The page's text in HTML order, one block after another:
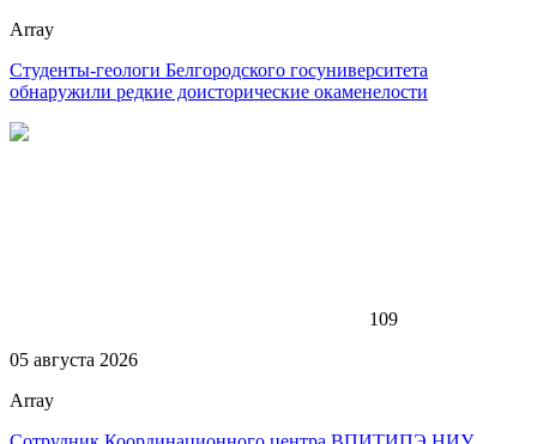
Array
Студенты-геологи Белгородского госуниверситета
обнаружили редкие доисторические окаменелости
109
05 августа 2026
Array